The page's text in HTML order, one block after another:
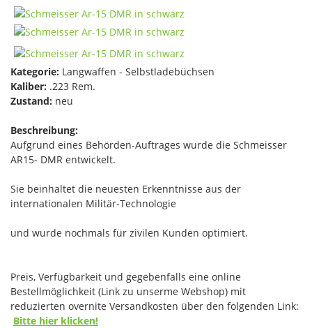
Kategorie: Langwaffen - Selbstladebüchsen
Kaliber: .223 Rem.
Zustand: neu
Beschreibung:
Aufgrund eines Behörden-Auftrages wurde die Schmeisser
AR15- DMR entwickelt.
Sie beinhaltet die neuesten Erkenntnisse aus der
internationalen Militär-Technologie
und wurde nochmals für zivilen Kunden optimiert.
Preis, Verfügbarkeit und gegebenfalls eine online
Bestellmöglichkeit (Link zu unserme Webshop) mit
reduzierten overnite Versandkosten über den folgenden Link:
Bitte hier klicken!